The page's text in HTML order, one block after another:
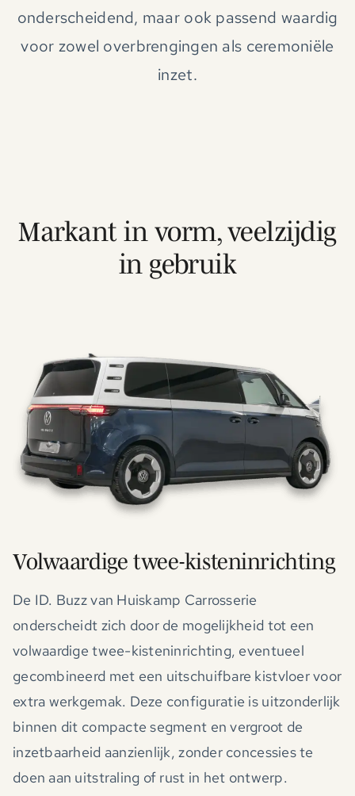
onderscheidend, maar ook passend waardig
voor zowel overbrengingen als ceremoniële
inzet.
Markant in vorm, veelzijdig
in gebruik
Volwaardige twee-kisteninrichting
De ID. Buzz van Huiskamp Carrosserie
onderscheidt zich door de mogelijkheid tot een
volwaardige twee-kisteninrichting, eventueel
gecombineerd met een uitschuifbare kistvloer voor
extra werkgemak. Deze configuratie is uitzonderlijk
binnen dit compacte segment en vergroot de
inzetbaarheid aanzienlijk, zonder concessies te
doen aan uitstraling of rust in het ontwerp.